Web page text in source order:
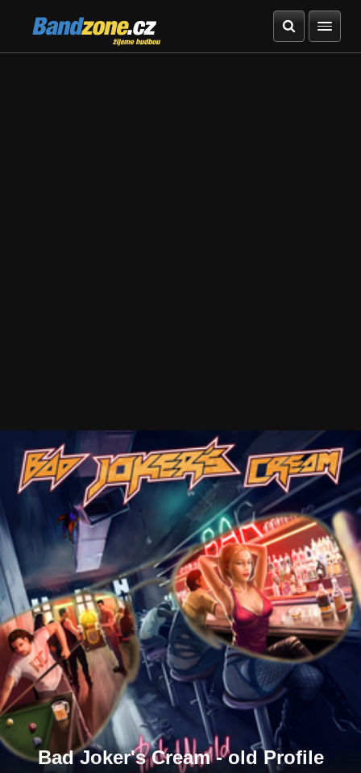
Bandzone.cz
žijeme hudbou
Bad Joker's Cream - old Profile